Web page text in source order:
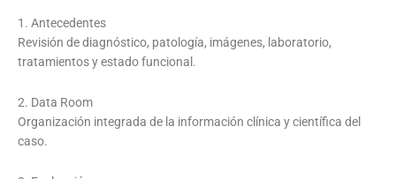
1. Antecedentes
Revisión de diagnóstico, patología, imágenes, laboratorio,
tratamientos y estado funcional.
2. Data Room
Organización integrada de la información clínica y científica del
caso.